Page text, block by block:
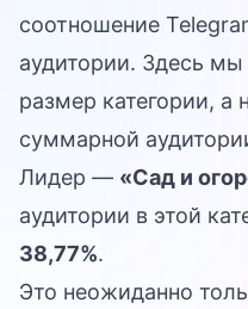
соотношение
аудитории. Здесь
размер категории, а
суммарной
Лидер — «Сад и
аудитории в этой
38,77%.
Это неожиданно